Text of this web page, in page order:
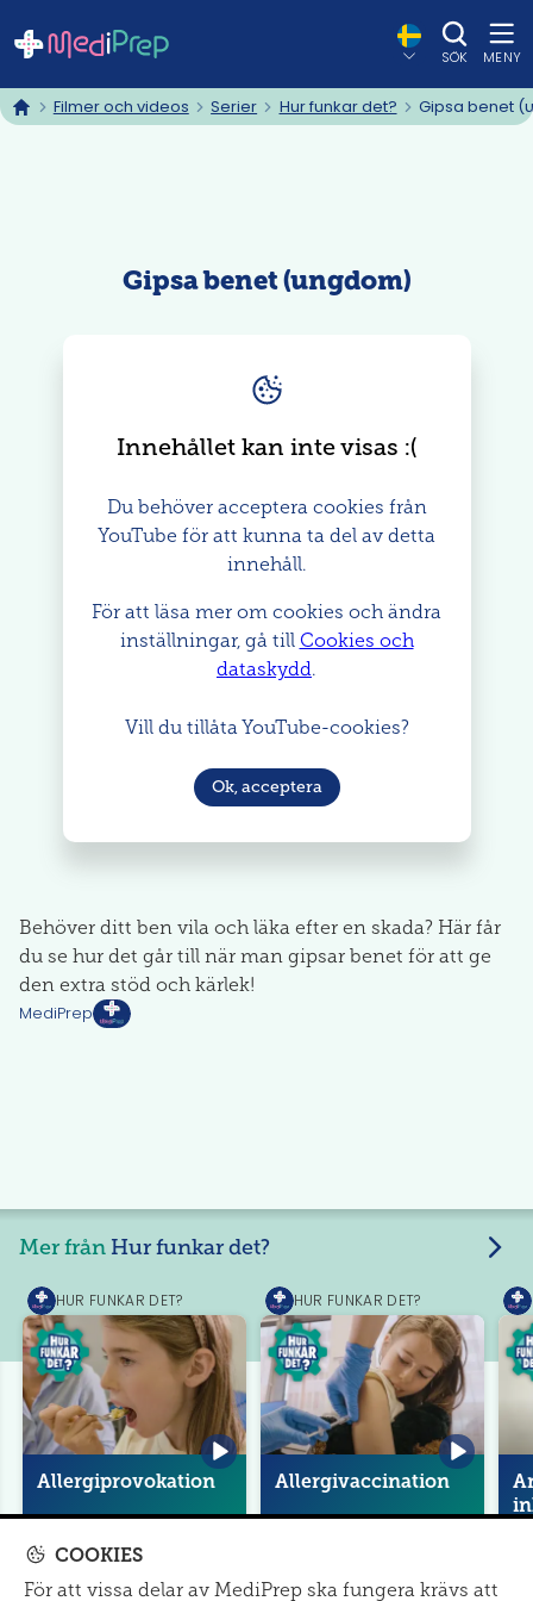
SÖK MENY
hem Filmer och videos Serier Hur funkar det? Gipsa benet
Gipsa benet (ungdom)
Innehållet kan inte visas : (
Du behöver acceptera cookies från
YouTube för att kunna ta del av detta
innehåll.
För att läsa mer om cookies och ändra
inställningar, gå till Cookies och
dataskydd.
Vill du tillåta YouTube-cookies?
Ok, acceptera
Behöver ditt ben vila och läka efter en skada? Här får
du se hur det går till när man gipsar benet för att ge
den extra stöd och kärlek!
MediPrep
Mer från Hur funkar det?
MediPrep
HUR FUNKAR DET?
Allergiprovokation
MediPrep
HUR FUNKAR DET?
Allergivaccination
COOKIES
För att vissa delar av MediPrep ska fungera krävs att